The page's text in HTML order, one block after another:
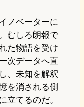
ノベーターに
むしろ朗報で
た物語を受け
次データへ直
、未知を解釈
を消される側
立てるのだ。